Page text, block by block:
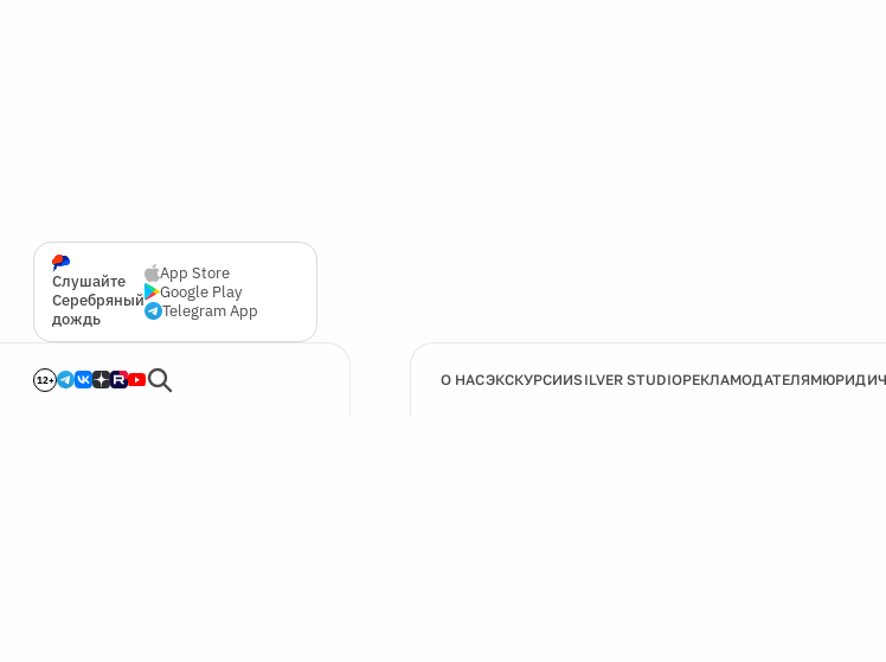
Слушайте
Серебряный
дождь
App Store
Google Play
Telegram App
12+ О НАСЭКСКУРСИИSILVER STUDIOРЕКЛАМОДАТЕЛЯМ